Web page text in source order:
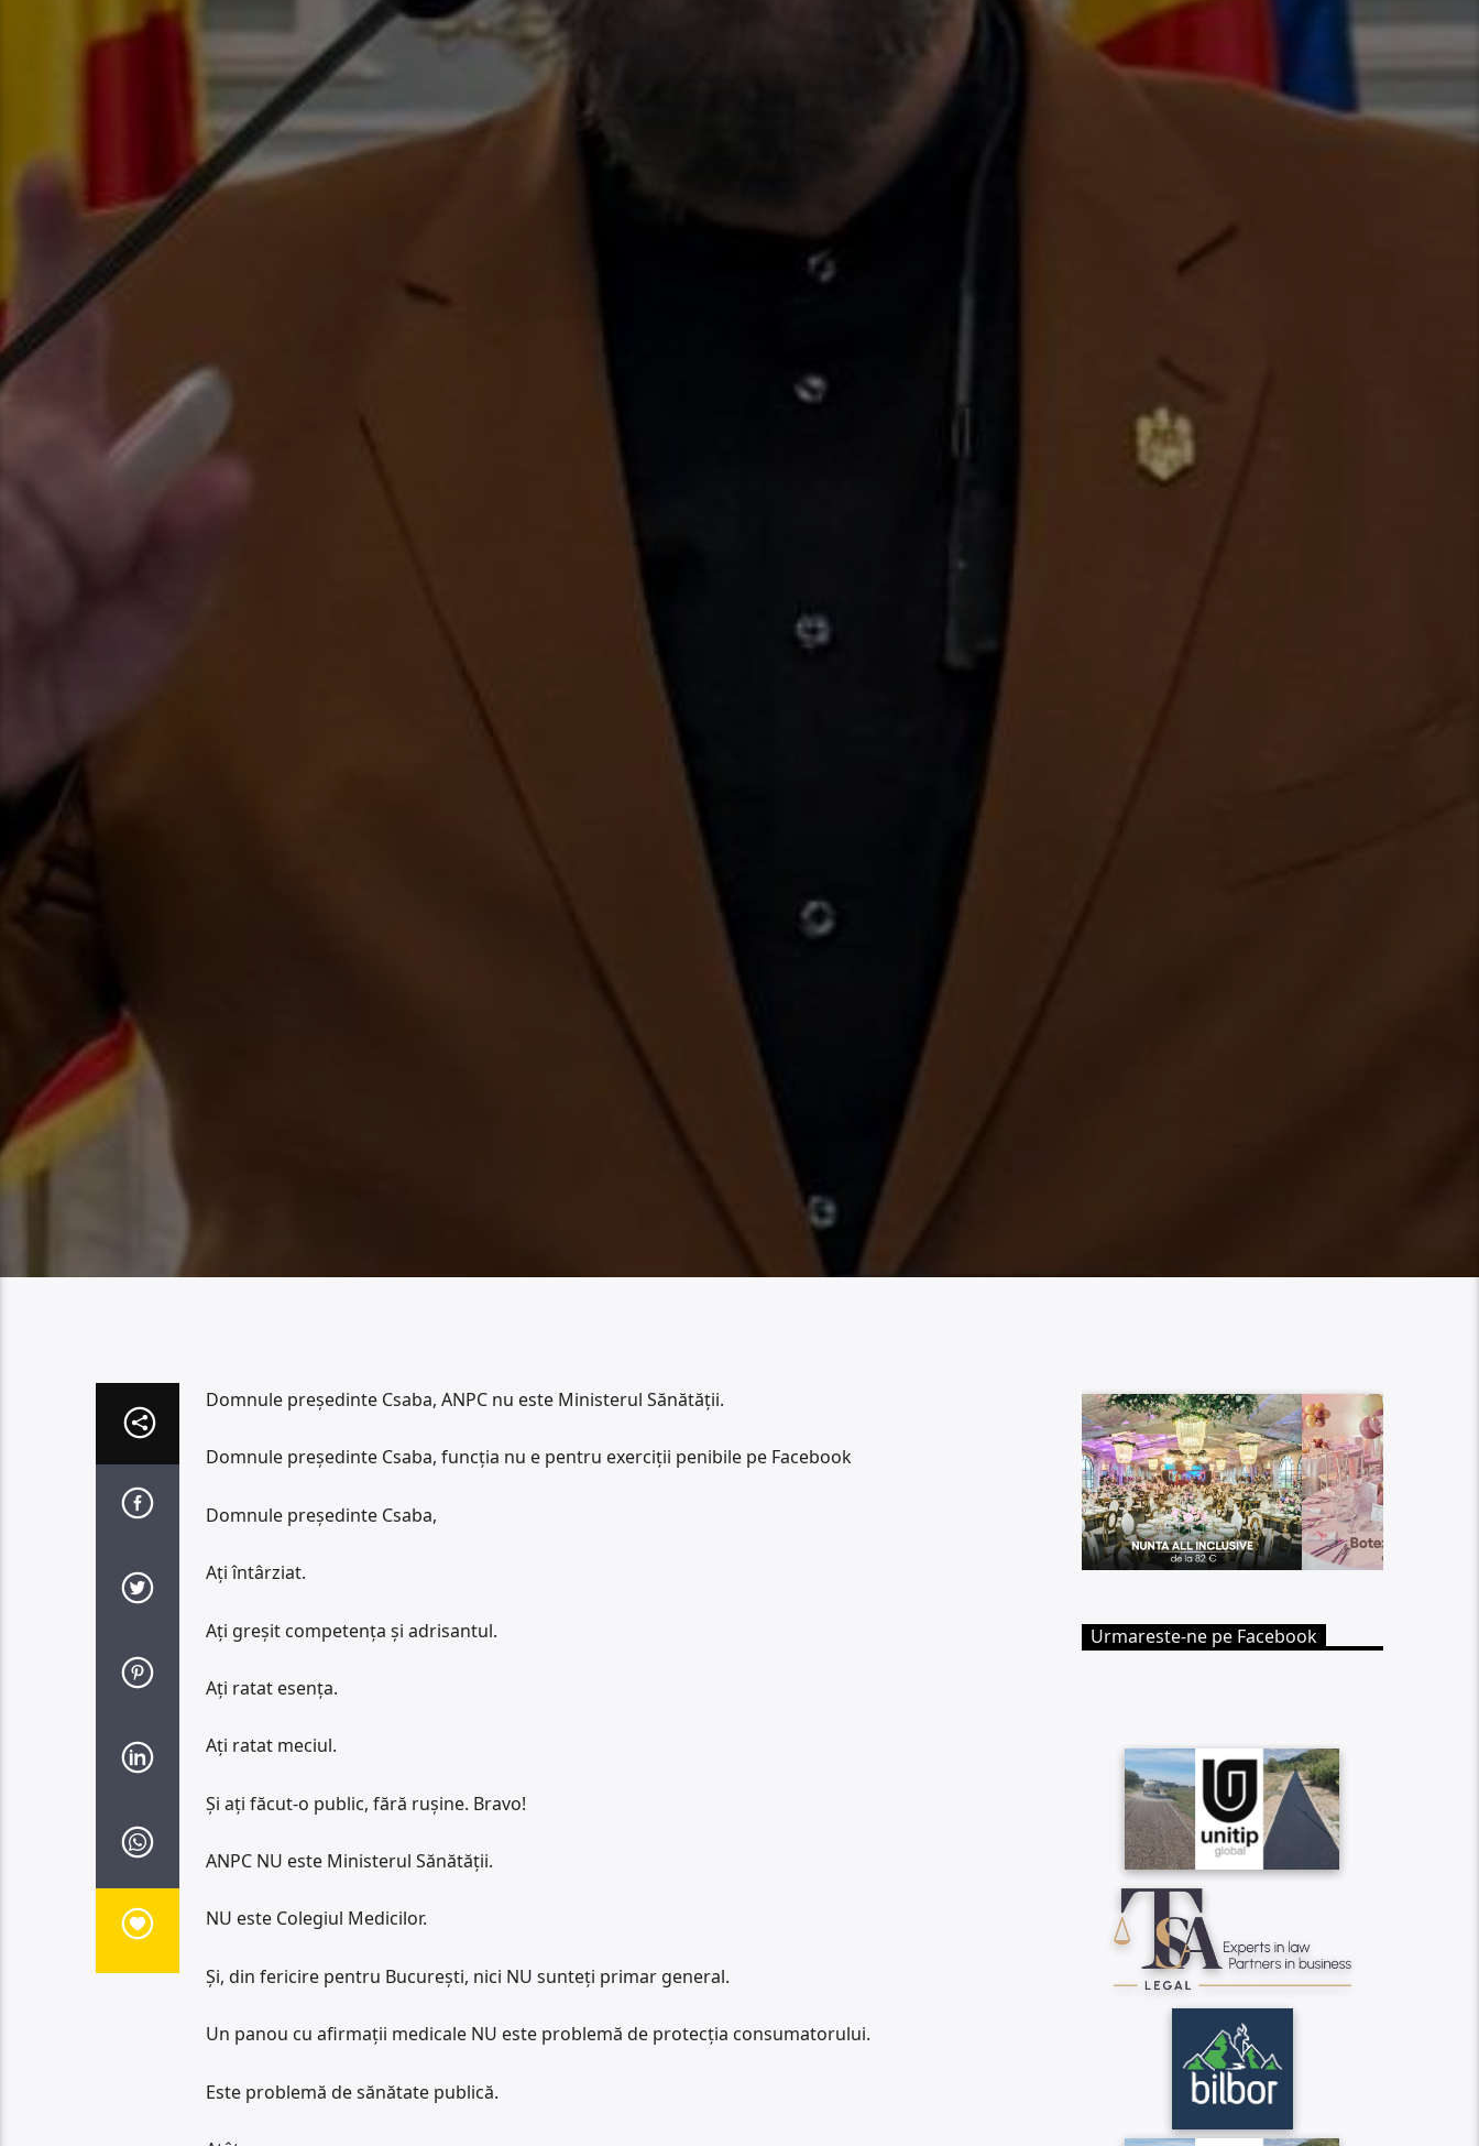
Domnule președinte Csaba, ANPC nu este Ministerul Sănătății.
Domnule președinte Csaba, funcția nu e pentru exerciții penibile pe Facebook
Domnule președinte Csaba,
Ați întârziat.
Ați greșit competența și adrisantul.
Ați ratat esența.
Ați ratat meciul.
Și ați făcut-o public, fără rușine. Bravo!
ANPC NU este Ministerul Sănătății.
NU este Colegiul Medicilor.
Și, din fericire pentru București, nici NU sunteți primar general.
Un panou cu afirmații medicale NU este problemă de protecția consumatorului.
Este problemă de sănătate publică.
Urmareste-ne pe Facebook